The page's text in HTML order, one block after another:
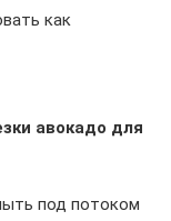
как
авокадо для
под потоком